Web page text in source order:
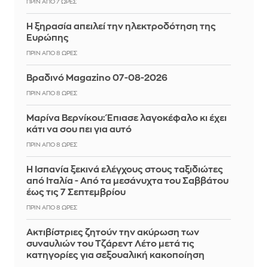
ΠΡΙΝ ΑΠΌ 7 ΏΡΕΣ
Η ξηρασία απειλεί την ηλεκτροδότηση της
Ευρώπης
ΠΡΙΝ ΑΠΌ 8 ΏΡΕΣ
Βραδινό Magazino 07-08-2026
ΠΡΙΝ ΑΠΌ 8 ΏΡΕΣ
Μαρίνα Βερνίκου: Έπιασε λαγοκέφαλο κι έχει
κάτι να σου πει για αυτό
ΠΡΙΝ ΑΠΌ 8 ΏΡΕΣ
Η Ισπανία ξεκινά ελέγχους στους ταξιδιώτες
από Ιταλία - Από τα μεσάνυχτα του Σαββάτου
έως τις 7 Σεπτεμβρίου
ΠΡΙΝ ΑΠΌ 8 ΏΡΕΣ
Ακτιβίστριες ζητούν την ακύρωση των
συναυλιών του Τζάρεντ Λέτο μετά τις
κατηγορίες για σεξουαλική κακοποίηση